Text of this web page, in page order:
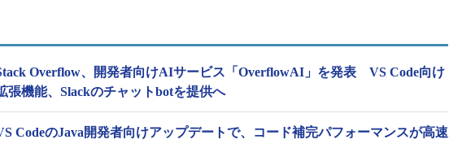
Overflow、開発者向けAIサービス「OverflowAI」を発表 VS Code向け
張機能、Slackのチャットbotを提供へ
CodeのJava開発者向けアップデートで、コード補完パフォーマンスが高速